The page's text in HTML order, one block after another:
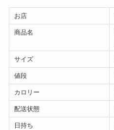
お店
商品名
サイズ
値段
カロリー
配送状態
日持ち